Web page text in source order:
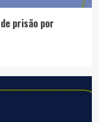
prisão por